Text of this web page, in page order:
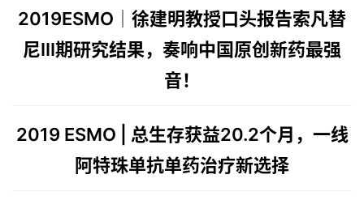
药
时
代
A
2019ESMO│徐建明教授口头报告索凡替
尼III期研究结果，奏响中国原创新药最强
音！
2019 ESMO | 总生存获益20.2个月，一线
阿特珠单抗单药治疗新选择